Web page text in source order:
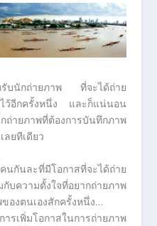
รับนักถ่ายภาพ ที่จะได้ถ่าย
ว้อีกครั้งหนึ่ง และก็แน่นอน
ายภาพที่ต้องการบันทึกภาพ
ยทีเดียว
นละที่มีโอกาสที่จะได้ถ่าย
วามตั้งใจที่อยากถ่ายภาพ
องตนเองสักครั้งหนึ่ง…
รเพิ่มโอกาสในการถ่ายภาพ